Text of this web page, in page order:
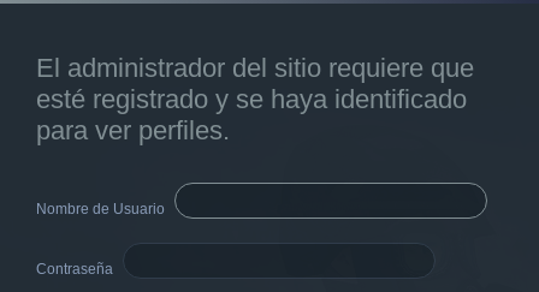
El administrador del sitio requiere que
esté registrado y se haya identificado
para ver perfiles.
Nombre de Usuario
Contraseña